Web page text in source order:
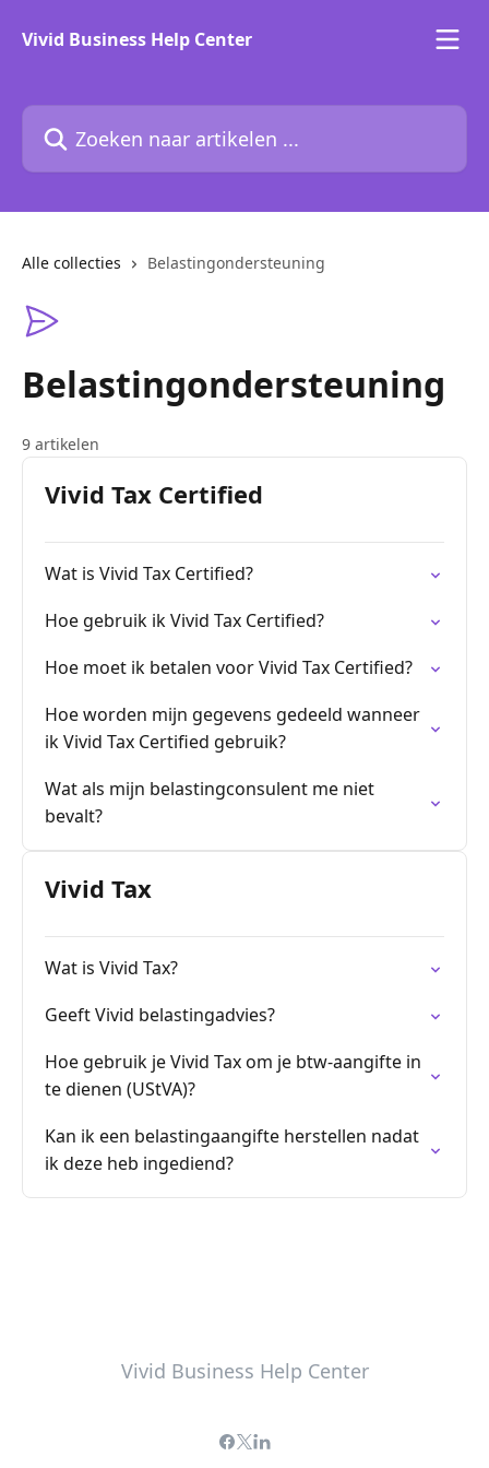
Vivid Business Help Center
Zoeken naar artikelen ...
Alle collecties Belastingondersteuning
Belastingondersteuning
9 artikelen
Vivid Tax Certified
Wat is Vivid Tax Certified?
Hoe gebruik ik Vivid Tax Certified?
Hoe moet ik betalen voor Vivid Tax Certified?
Hoe worden mijn gegevens gedeeld wanneer
ik Vivid Tax Certified gebruik?
Wat als mijn belastingconsulent me niet
bevalt?
Vivid Tax
Wat is Vivid Tax?
Geeft Vivid belastingadvies?
Hoe gebruik je Vivid Tax om je btw-aangifte in
te dienen (UStVA)?
Kan ik een belastingaangifte herstellen nadat
ik deze heb ingediend?
Vivid Business Help Center